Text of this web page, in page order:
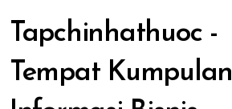
to
content
Tapchinhathuoc -
Tempat Kumpulan